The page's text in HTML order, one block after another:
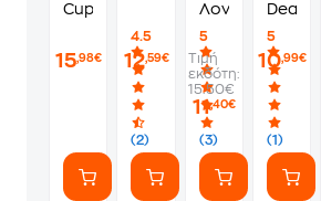
Cup
15,98€
4.5
(2)
12,59€
Λονδίνο
5
(3)
Τιμή
εκδότη:
15.50€
11,40€
Dead
5
(1)
10,99€